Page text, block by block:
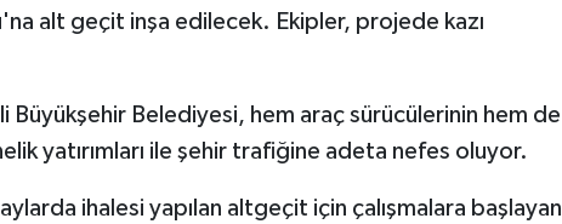
alt geçit inşa edilecek. Ekipler, projede kazı
Büyükşehir Belediyesi, hem araç sürücülerinin hem de
yatırımları ile şehir trafiğine adeta nefes oluyor.
ihalesi yapılan altgeçit için çalışmalara başlayan